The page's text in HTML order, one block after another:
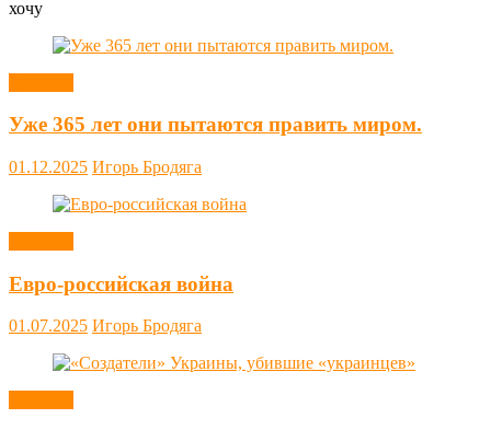
хочу
Уже 365 лет они пытаются править миром.
01.12.2025 Игорь Бродяга
Евро-российская война
01.07.2025 Игорь Бродяга